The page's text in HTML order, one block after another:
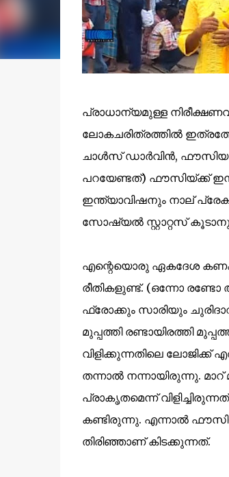
പ്രാധാന്യമുള്ള
ലോകചരിത്രത്തിൽ
ചാൾസ് ഡാർവിൻ,
പറയേണ്ടത്) ഫൗസിയ്ക്ക് ഇനി
ഇന്ത്യാവിഷനും നാല്
സോഷ്യൽ സ്റ്റാറ്റസ്
എന്റെയൊരു ഏകദേശ കണക്കു
രീതികളുണ്ട്. (ഒന്നോ
ഫ്രോക്കും സാരിയും
മുപ്പത്തി രണ്ടായിരത്തി
വിളിക്കുന്നതിലെ
തന്നാൽ നന്നായിരുന്നു.
പ്രാകൃതമെന്ന്
കണ്ടിരുന്നു. എന്നാൽ
തിരിഞ്ഞാണ് കിടക്കുന്നത്.